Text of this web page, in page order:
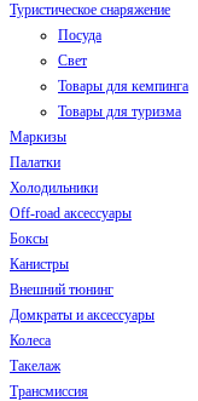
Туристическое снаряжение
Посуда
Свет
Товары для кемпинга
Товары для туризма
Маркизы
Палатки
Холодильники
Off-road аксессуары
Боксы
Канистры
Внешний тюнинг
Домкраты и аксессуары
Колеса
Такелаж
Трансмиссия